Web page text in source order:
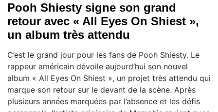
Pooh Shiesty signe son grand
retour avec « All Eyes On Shiest »,
un album très attendu
C’est le grand jour pour les fans de Pooh Shiesty. Le
rappeur américain dévoile aujourd’hui son nouvel
album « All Eyes On Shiest », un projet très attendu qui
marque son retour sur le devant de la scène. Après
plusieurs années marquées par l’absence et les défis